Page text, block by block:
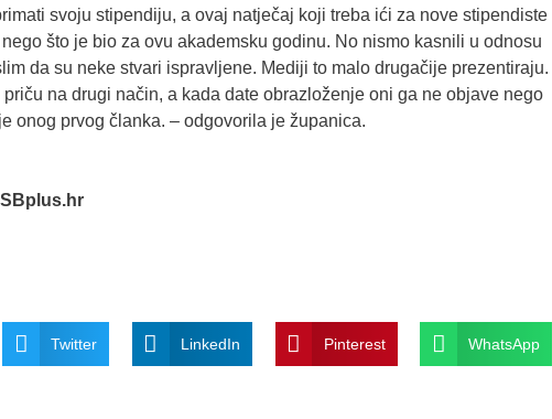
svoju stipendiju, a ovaj natječaj koji treba ići za nove stipendiste
što je bio za ovu akademsku godinu. No nismo kasnili u odnosu
da su neke stvari ispravljene. Mediji to malo drugačije prezentiraju.
priču na drugi način, a kada date obrazloženje oni ga ne objave nego
onog prvog članka. – odgovorila je županica.
SBplus.hr
Twitter LinkedIn Pinterest WhatsApp